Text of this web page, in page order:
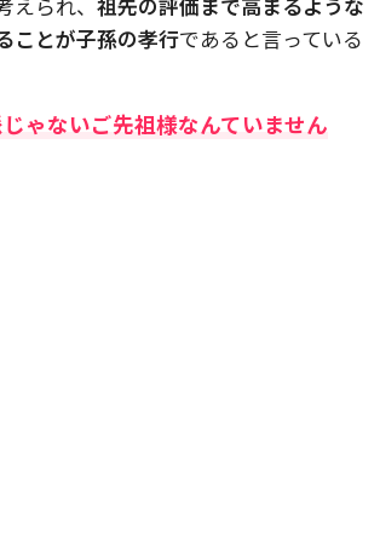
ことが子孫の孝行であると言っている
ゃないご先祖様なんていません